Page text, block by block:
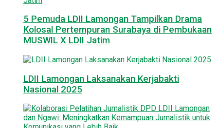
5 Pemuda LDII Lamongan Tampilkan Drama
Kolosal Pertempuran Surabaya di Pembukaan
MUSWIL X LDII Jatim
LDII Lamongan Laksanakan Kerjabakti
Nasional 2025